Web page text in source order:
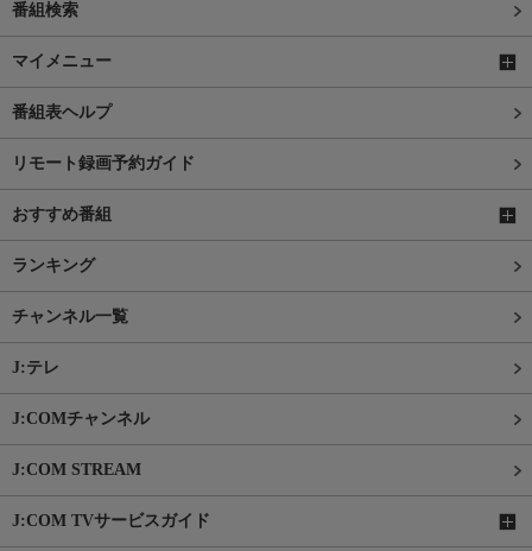
番組検索
マイメニュー
番組表ヘルプ
リモート録画予約ガイド
おすすめ番組
ランキング
チャンネル一覧
J:テレ
J:COMチャンネル
J:COM STREAM
J:COM TVサービスガイド